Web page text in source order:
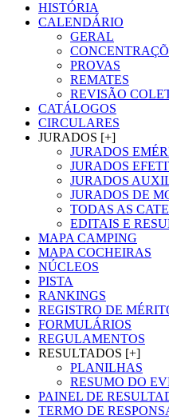
HISTÓRIA
CALENDÁRIO
GERAL
PROVAS
REMATES
REVISÃO
CATÁLOGOS
CIRCULARES
JURADOS [+]
JURADOS
JURADOS
JURADOS
JURADOS DE
TODAS AS
EDITAIS E
MAPA CAMPING
MAPA COCHEIRAS
NÚCLEOS
PISTA
RANKINGS
REGISTRO DE
FORMULÁRIOS
REGULAMENTOS
RESULTADOS [+]
PLANILHAS
RESUMO DO
PAINEL DE
TERMO DE